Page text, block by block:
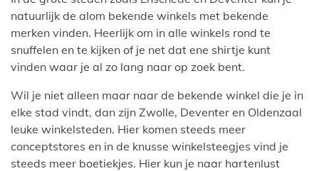
natuurlijk de alom bekende winkels met bekende
merken vinden. Heerlijk om in alle winkels rond te
snuffelen en te kijken of je net dat ene shirtje kunt
vinden waar je al zo lang naar op zoek bent.
Wil je niet alleen maar naar de bekende winkel die je in
elke stad vindt, dan zijn Zwolle, Deventer en Oldenzaal
leuke winkelsteden. Hier komen steeds meer
conceptstores en in de knusse winkelsteegjes vind je
steeds meer boetiekjes. Hier kun je naar hartenlust